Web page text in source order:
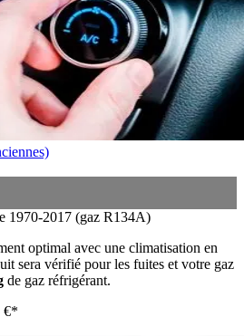
1970-2017 (gaz R134A)
optimal avec une climatisation en
sera vérifié pour les fuites et votre gaz
de gaz réfrigérant.
€*